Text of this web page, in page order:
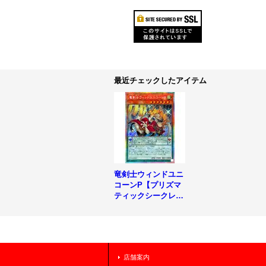
最近チェックしたアイテム
竜剣士ウィンドユニ
コーンP【プリズマ
ティックシークレッ
店舗案内